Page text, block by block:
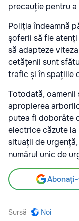
precauție pentru
Poliția îndeamnă
șoferii să fie
să adapteze
cetățenii sunt
trafic și în spațiile
Totodată, oamenii
apropierea
putea fi doborâte
electrice căzute la
situații de
numărul unic de
Sursă Noi